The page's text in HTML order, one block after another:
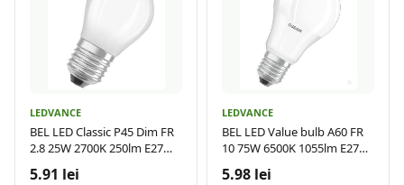
LEDVANCE
BEL LED Classic P45 Dim FR
2.8 25W 2700K 250lm E27
5.91 lei
LEDVANCE
BEL LED Value bulb A60 FR
10 75W 6500K 1055lm E27
5.98 lei